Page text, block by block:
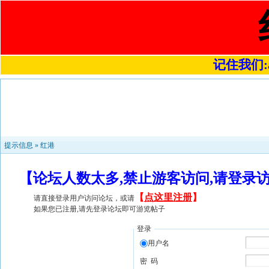
记住我们
提示信息 » 红港
【论坛人数太多,禁止游客访问,请登
请直接登录用户访问论坛，或请 【 点这里注册】
如果您已注册,请先登录论坛即可游览帖子
登录
用户名
密 码